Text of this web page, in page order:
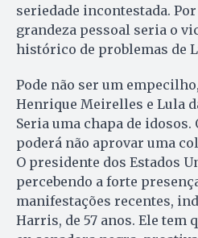
seriedade incontestada.
grandeza pessoal seria o
histórico de problemas de
Pode não ser um
Henrique Meirelles e Lula
Seria uma chapa de
poderá não aprovar uma
O presidente dos Estados
percebendo a forte
manifestações recentes,
Harris, de 57 anos. Ele tem